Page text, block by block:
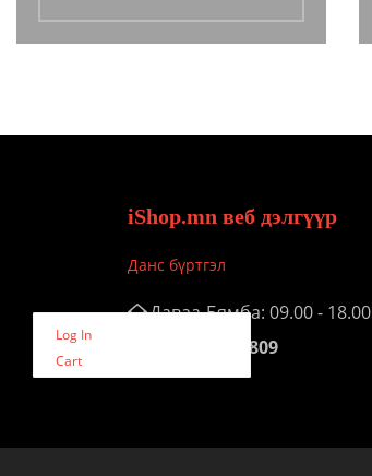
Log In
Cart
iShop.mn веб дэлгүүр
Данс бүртгэл
Даваа-Бямба: 09.00 - 18.00
9050 8809